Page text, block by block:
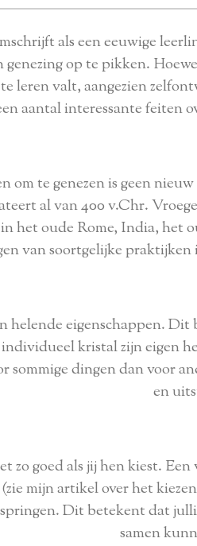
als een eeuwige
op te pikken.
leren valt, aangezien
aantal interessante
om te genezen is geen
al van 400 v.Chr.
het oude Rome, India,
van soortgelijke
helende eigenschappen.
kristal zijn eigen
sommige dingen dan voor
en
zo goed als jij hen kiest.
mijn artikel over het
Dit betekent dat
samen